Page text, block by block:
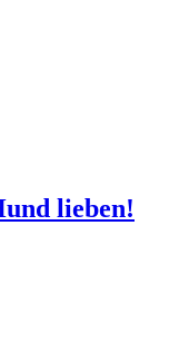
lieben!